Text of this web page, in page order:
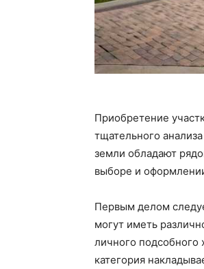
Приобретение
тщательного
земли обладают
выборе и
Первым делом
могут иметь
личного подсобного
категория